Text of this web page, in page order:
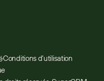
Conditions d’utilisation